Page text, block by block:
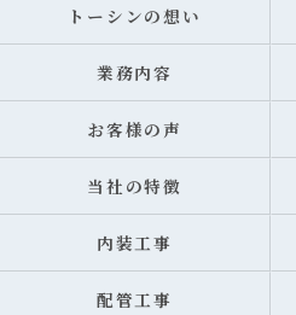
トーシンの想い
業務内容
お客様の声
当社の特徴
内装工事
配管工事